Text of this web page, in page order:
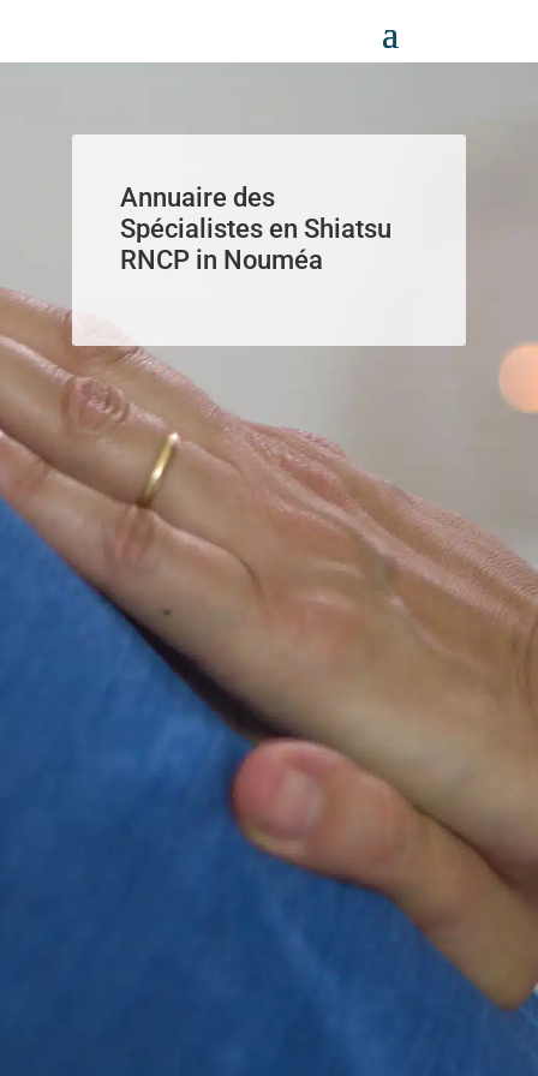
Annuaire des
Spécialistes en Shiatsu
RNCP in Nouméa